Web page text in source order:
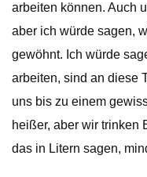
arbeiten können. Auch
aber ich würde sagen,
gewöhnt. Ich würde
arbeiten, sind an diese
uns bis zu einem
heißer, aber wir trinken
das in Litern sagen,